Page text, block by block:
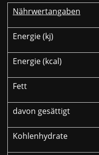
Nährwertangaben
Energie (kj)
Energie (kcal)
Fett
davon gesättigt
Kohlenhydrate